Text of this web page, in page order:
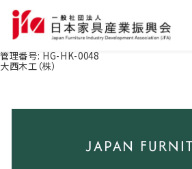
管理番号: HG-HK-0048
大西木工（株）